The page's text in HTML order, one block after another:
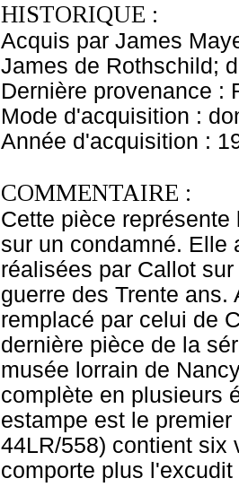
HISTORIQUE :
Acquis par James
James de Rothschild;
Dernière provenance :
Mode d'acquisition :
Année d'acquisition :
COMMENTAIRE :
Cette pièce
sur un condamné. Elle
réalisées par Callot
guerre des Trente
remplacé par celui de
dernière pièce de la
musée lorrain de
complète en plusieurs
estampe est le
44LR/558) contient six
comporte plus